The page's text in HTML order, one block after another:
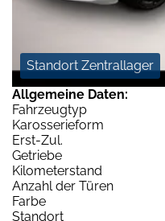
Standort Zentrallager
Allgemeine Daten:
Fahrzeugtyp
Karosserieform
Erst-Zul.
Getriebe
Kilometerstand
Anzahl der Türen
Farbe
Standort